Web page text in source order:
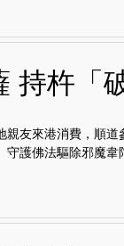
持杵「
親友來港消費，順
守護佛法驅除邪魔韋